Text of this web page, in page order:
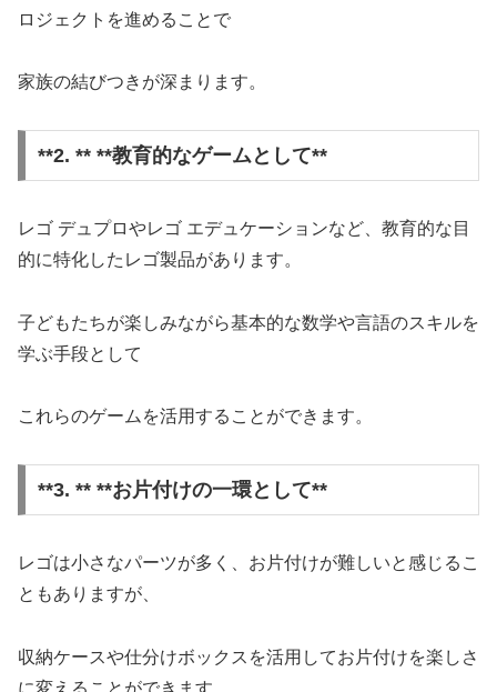
ロジェクトを進めることで
家族の結びつきが深まります。
**2. ** **教育的なゲームとして**
レゴ デュプロやレゴ エデュケーションなど、教育的な目
的に特化したレゴ製品があります。
子どもたちが楽しみながら基本的な数学や言語のスキルを
学ぶ手段として
これらのゲームを活用することができます。
**3. ** **お片付けの一環として**
レゴは小さなパーツが多く、お片付けが難しいと感じるこ
ともありますが、
収納ケースや仕分けボックスを活用してお片付けを楽しさ
に変えることができます。